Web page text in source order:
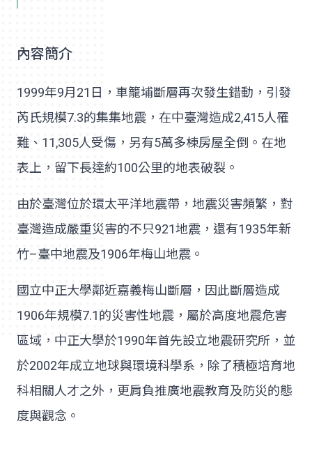
內容簡介
1999年9月21日，車籠埔斷層再次發生錯動，引發
芮氏規模7.3的集集地震，在中臺灣造成2,415人罹
難、11,305人受傷，另有5萬多棟房屋全倒。在地
表上，留下長達約100公里的地表破裂。
由於臺灣位於環太平洋地震帶，地震災害頻繁，對
臺灣造成嚴重災害的不只921地震，還有1935年新
竹–臺中地震及1906年梅山地震。
國立中正大學鄰近嘉義梅山斷層，因此斷層造成
1906年規模7.1的災害性地震，屬於高度地震危害
區域，中正大學於1990年首先設立地震研究所，並
於2002年成立地球與環境科學系，除了積極培育地
科相關人才之外，更肩負推廣地震教育及防災的態
度與觀念。